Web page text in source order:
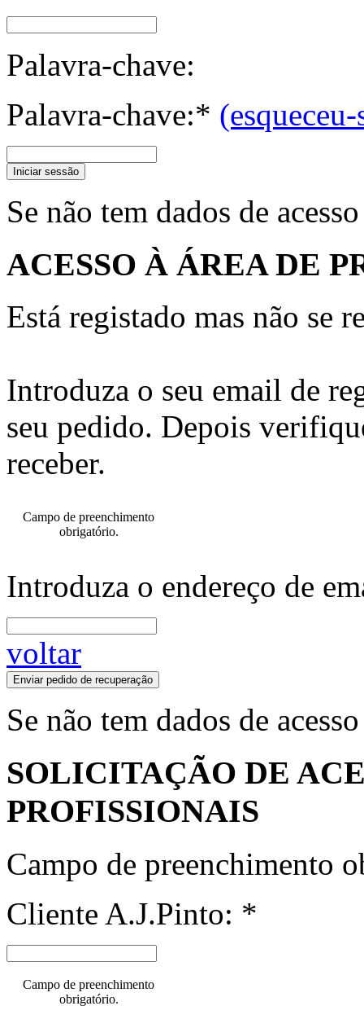
Palavra-chave:
Palavra-chave:* (esqueceu-
Iniciar sessão
Se não tem dados de
ACESSO À ÁREA DE
Está registado mas não se
Introduza o seu email de
seu pedido. Depois
receber.
Campo de preenchimento
obrigatório.
Introduza o endereço de
voltar
Enviar pedido de recuperação
Se não tem dados de
SOLICITAÇÃO DE
PROFISSIONAIS
Campo de preenchimento
Cliente A.J.Pinto: *
Campo de preenchimento
obrigatório.